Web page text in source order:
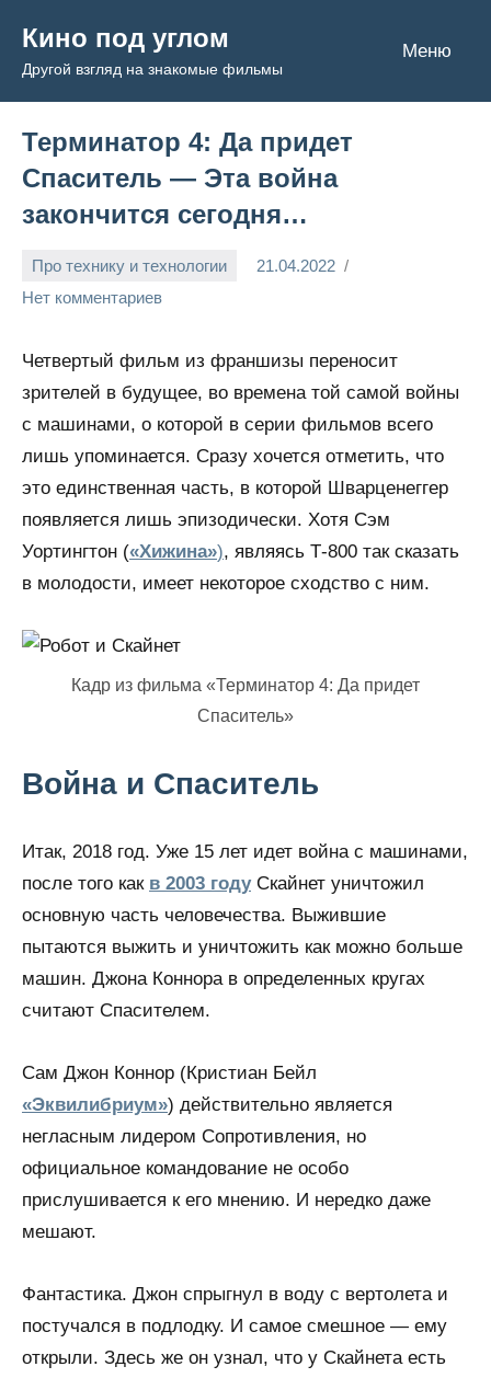
содержимому
Кино под углом
Другой взгляд на знакомые фильмы
Меню
Терминатор 4: Да придет
Спаситель — Эта война
закончится сегодня…
Про технику и технологии
21.04.2022
Admin
Нет комментариев
Четвертый фильм из франшизы переносит
зрителей в будущее, во времена той самой войны
с машинами, о которой в серии фильмов всего
лишь упоминается. Сразу хочется отметить, что
это единственная часть, в которой Шварценеггер
появляется лишь эпизодически. Хотя Сэм
Уортингтон («Хижина»), являясь Т-800 так сказать
в молодости, имеет некоторое сходство с ним.
Кадр из фильма «Терминатор 4: Да придет
Спаситель»
Война и Спаситель
Итак, 2018 год. Уже 15 лет идет война с машинами,
после того как в 2003 годуСкайнет уничтожил
основную часть человечества. Выжившие
пытаются выжить и уничтожить как можно больше
машин. Джона Коннора в определенных кругах
считают Спасителем.
Сам Джон Коннор (Кристиан Бейл
«Эквилибриум») действительно является
негласным лидером Сопротивления, но
официальное командование не особо
прислушивается к его мнению. И нередко даже
мешают.
Фантастика. Джон спрыгнул в воду с вертолета и
постучался в подлодку. И самое смешное — ему
открыли. Здесь же он узнал, что у Скайнета есть